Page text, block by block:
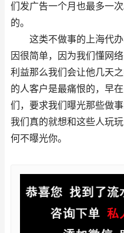
们发广告一个月也最多一
的。
这类不做事的上海代办
因很简单，因为我们懂网
利益那么我们会让他几天
的人客户是最痛恨的，早
们，要求我们曝光那些做
我们真的就想和这些人玩
何不曝光你。